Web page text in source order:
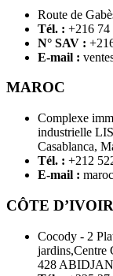
Route de
Tél. : +216 74
N° SAV :
E-mail :
MAROC
Complexe
industrielle
Casablanca,
Tél. : +212
E-mail :
CÔTE
Cocody - 2
428 ABIDJAN